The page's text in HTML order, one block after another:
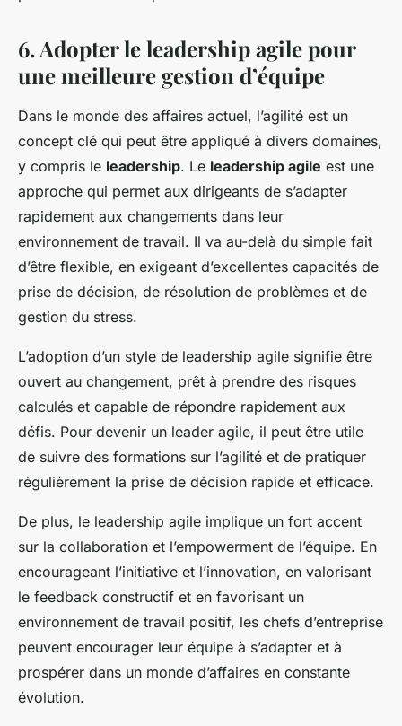
6. Adopter le leadership agile pour
une meilleure gestion d’équipe
Dans le monde des affaires actuel, l’agilité est un
concept clé qui peut être appliqué à divers domaines,
y compris le leadership. Le leadership agile est une
approche qui permet aux dirigeants de s’adapter
rapidement aux changements dans leur
environnement de travail. Il va au-delà du simple fait
d’être flexible, en exigeant d’excellentes capacités de
prise de décision, de résolution de problèmes et de
gestion du stress.
L’adoption d’un style de leadership agile signifie être
ouvert au changement, prêt à prendre des risques
calculés et capable de répondre rapidement aux
défis. Pour devenir un leader agile, il peut être utile
de suivre des formations sur l’agilité et de pratiquer
régulièrement la prise de décision rapide et efficace.
De plus, le leadership agile implique un fort accent
sur la collaboration et l’empowerment de l’équipe. En
encourageant l’initiative et l’innovation, en valorisant
le feedback constructif et en favorisant un
environnement de travail positif, les chefs d’entreprise
peuvent encourager leur équipe à s’adapter et à
prospérer dans un monde d’affaires en constante
évolution.